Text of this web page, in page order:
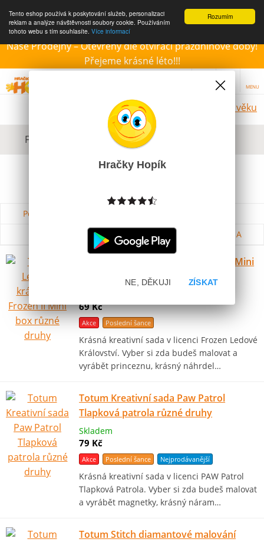
Rozumím
Tento eshop používá k poskytování služeb, personalizaci
reklam a analýze návštěvnosti soubory cookie. Používáním
tohoto webu s tím souhlasíte. Více informací
Naše Prodejny – Otevřeny dle otvírací prázdninové doby!
Přejeme krásné léto!!!
MENU
Hračky dle věku
Filtrovat dle dostupnosti, ceny, výrobce
Podle názvu od A do Z
Od nejlevnějšího
Podle názvu od Z do A
Totum Ledové království Frozen II Mini
box různé druhy
69 Kč
Akce Poslední šance
Krásná kreativní sada v licenci Frozen Ledové
Království. Vyber si zda budeš malovat a
vyrábět princeznu, krásný náhrdel…
Totum Kreativní sada Paw Patrol
Tlapková patrola různé druhy
Skladem
79 Kč
Akce Poslední šance Nejprodávanější
Krásná kreativní sada v licenci PAW Patrol
Tlapková Patrola. Vyber si zda budeš malovat
a vyrábět magnetky, krásný náram…
Totum Stitch diamantové malování
Hračky Hopík
ZÍSKAT
NE, DĚKUJI